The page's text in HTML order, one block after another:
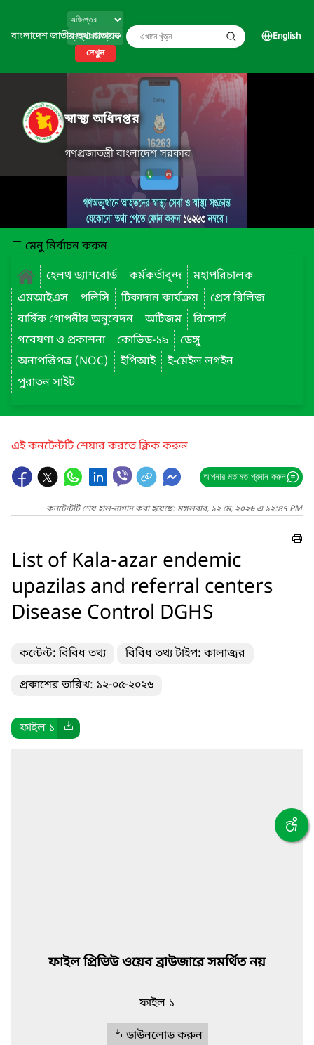
বাংলাদেশ জাতীয় তথ্য বাতায়ন
দেখুন
English
স্বাস্থ্য অধিদপ্তর
গণপ্রজাতন্ত্রী বাংলাদেশ সরকার
মেনু নির্বাচন করুন
হেলথ ড্যাশবোর্ড
কর্মকর্তাবৃন্দ
মহাপরিচালক
এমআইএস
পলিসি টিকাদান কার্যক্রম
প্রেস রিলিজ
বার্ষিক গোপনীয় অনুবেদন
অটিজম
রিসোর্স
গবেষণা ও প্রকাশনা
কোভিড-১৯
ডেঙ্গু
অনাপত্তিপত্র (NOC)
ইপিআই
ই-মেইল লগইন
পুরাতন সাইট
এই কনটেন্টটি শেয়ার করতে ক্লিক করুন
আপনার মতামত প্রদান করুন
কনটেন্টটি শেষ হাল-নাগাদ করা হয়েছে: মঙ্গলবার, ১২ মে, ২০২৬ এ ১২:৪৭ PM
List of Kala-azar endemic
upazilas and referral centers
Disease Control DGHS
কন্টেন্ট: বিবিধ তথ্য বিবিধ তথ্য টাইপ: কালাজ্বর
প্রকাশের তারিখ: ১২-০৫-২০২৬
ফাইল ১
ফাইল প্রিভিউ ওয়েব ব্রাউজারে সমর্থিত নয়
ফাইল ১
ডাউনলোড করুন